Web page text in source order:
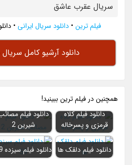
سریال عقرب عاشق
فیلم ترین •دانلود سریال ایرانی •
دانلود آرشیو کامل
همچنين در فيلم ترين ببينيد!
دانلود فیلم کلاه
قرمزی و پسرخاله
دانلود فیلم
شیرین 2
دانلود فیلم دلقک ها دانلود فیلم سیزده 59